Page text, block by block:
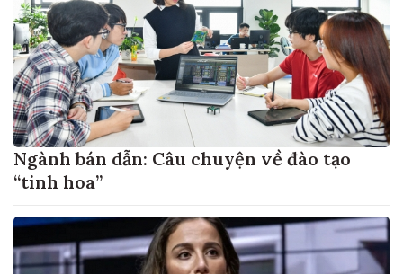
Ngành bán dẫn: Câu chuyện về đào tạo
“tinh hoa”